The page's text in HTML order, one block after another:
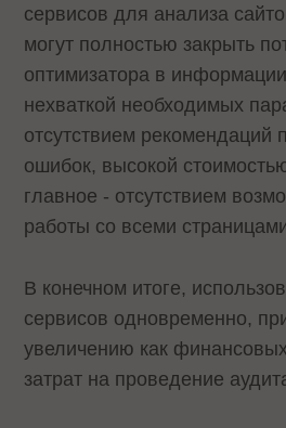
сервисов для анализа
могут полностью закрыть
оптимизатора в
нехваткой необходимых
отсутствием рекомендаций
ошибок, высокой
главное - отсутствием
работы со всеми
В конечном итоге,
сервисов одновременно,
увеличению как
затрат на проведение